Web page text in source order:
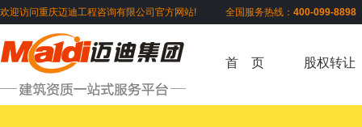
欢迎访问重庆迈迪工程咨询有限公司官方网站! 全国服务热线： 400-099-
首 页 股权转让